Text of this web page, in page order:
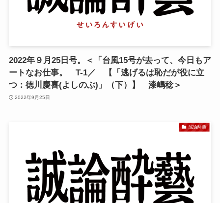
2022年９月25日号。＜「台風15号が去って、今日もア
ートなお仕事。 T-1／ 【「逃げるは恥だが役に立
つ：徳川慶喜(よしのぶ)」（下）】 漆嶋稔＞
2022年9月25日
誠論酔藝